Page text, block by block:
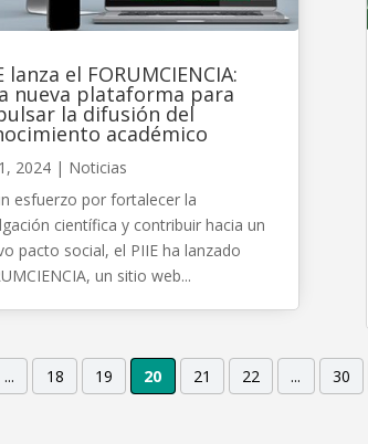
lanza el FORUMCIENCIA:
nueva plataforma para
la difusión del
académico
2024| Noticias
esfuerzo por fortalecer la
científica y contribuir hacia un
pacto social, el PIIE ha lanzado
un sitio web...
... 18 19 20 21 22 ... 30